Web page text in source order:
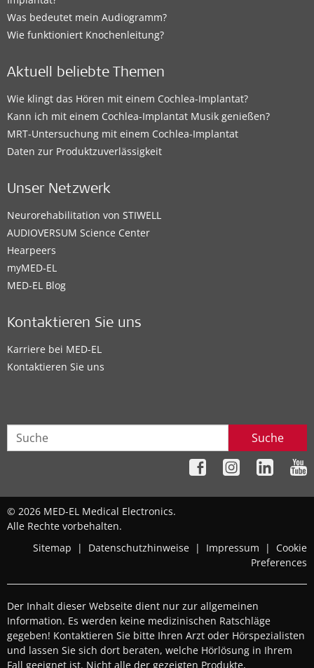
Was bedeutet mein Audiogramm?
Wie funktioniert Knochenleitung?
Aktuell beliebte Themen
Wie klingt das Hören mit einem Cochlea-Implantat?
Kann ich mit einem Cochlea-Implantat Musik genießen?
MRT-Untersuchung mit einem Cochlea-Implantat
Daten zur Produktzuverlässigkeit
Unser Netzwerk
Neurorehabilitation von STIWELL
AUDIOVERSUM Science Center
Hearpeers
myMED‑EL
MED-EL Blog
Kontaktieren Sie uns
Karriere bei MED-EL
Kontaktieren Sie uns
Suche
© 2026 MED-EL Medical Electronics.
Alle Rechte vorbehalten.
Sitemap
| Datenschutzhinweise | Impressum | Cookie
Preferences
Der Inhalt dieser Webseite dient nur zur allgemeinen
Information. Es werden keine medizinischen Ratschläge
gegeben! Kontaktieren Sie bitte Ihren Arzt oder Hörspezialisten
und lassen Sie sich dort beraten, welche Hörlösung in Ihrem
Fall geeignet ist. Nicht alle der gezeigten Produkte,